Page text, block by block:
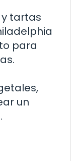
tartas
para
un